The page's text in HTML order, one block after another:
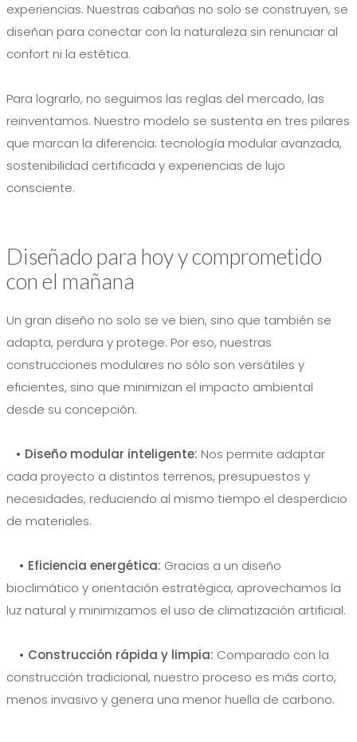
experiencias. Nuestras cabañas no solo se construyen, se
diseñan para conectar con la naturaleza sin renunciar al
confort ni la estética.
Para lograrlo, no seguimos las reglas del mercado, las
reinventamos. Nuestro modelo se sustenta en tres pilares
que marcan la diferencia: tecnología modular avanzada,
sostenibilidad certificada y experiencias de lujo
consciente.
Diseñado para hoy y comprometido
con el mañana
Un gran diseño no solo se ve bien, sino que también se
adapta, perdura y protege. Por eso, nuestras
construcciones modulares no sólo son versátiles y
eficientes, sino que minimizan el impacto ambiental
desde su concepción.
• Diseño modular inteligente: Nos permite adaptar
cada proyecto a distintos terrenos, presupuestos y
necesidades, reduciendo al mismo tiempo el desperdicio
de materiales.
• Eficiencia energética: Gracias a un diseño
bioclimático y orientación estratégica, aprovechamos la
luz natural y minimizamos el uso de climatización artificial.
• Construcción rápida y limpia: Comparado con la
construcción tradicional, nuestro proceso es más corto,
menos invasivo y genera una menor huella de carbono.